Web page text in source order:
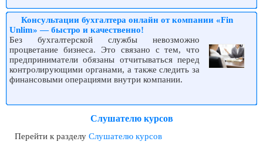
Консультации бухгалтера онлайн от компании «Fin
Unlim» — быстро и качественно!
Без бухгалтерской службы невозможно
процветание бизнеса. Это связано с тем, что
предприниматели обязаны отчитываться перед
контролирующими органами, а также следить за
финансовыми операциями внутри компании.
Слушателю курсов
Перейти к разделу Слушателю курсов